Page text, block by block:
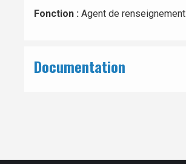
Fonction : Agent de renseignement
Documentation